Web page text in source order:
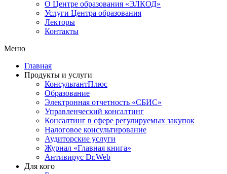
О Центре образования «ЭЛКОД»
Услуги Центра образования
Лекторы
Контакты
Меню
Главная
Продукты и услуги
КонсультантПлюс
Образование
Электронная отчетность «СБИС»
Управленческий консалтинг
Консалтинг в сфере регулируемых закупок
Налоговое консультирование
Аудиторские услуги
Журнал «Главная книга»
Антивирус Dr.Web
Для кого